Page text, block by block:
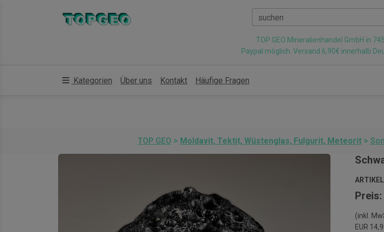
suchen
TOP GEO Mineralienhandel GmbH in
Paypal möglich. Versand 6,90€ innerhalb
Kategorien Über uns Kontakt Häufige Fragen
TOP GEO > Moldavit, Tektit, Wüstenglas, Fulgurit, Meteorit>
Preis:
(inkl.
EUR